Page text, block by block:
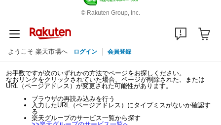
© Rakuten Group, Inc.
ようこそ 楽天市場へ ログイン 会員登録
お手数ですが次のいずれかの方法でページをお探しください。
なおリンクをクリックされていた場合、ページが削除された、または
URL（ページアドレス）が変更された可能性があります。
ブラウザの再読み込みを行う
入力したURL（ページアドレス）にタイプミスがないか確認す
る
楽天グループのサービス一覧から探す